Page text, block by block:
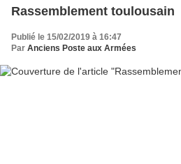
Rassemblement toulousain
Publié le 15/02/2019 à 16:47
Par Anciens Poste aux Armées